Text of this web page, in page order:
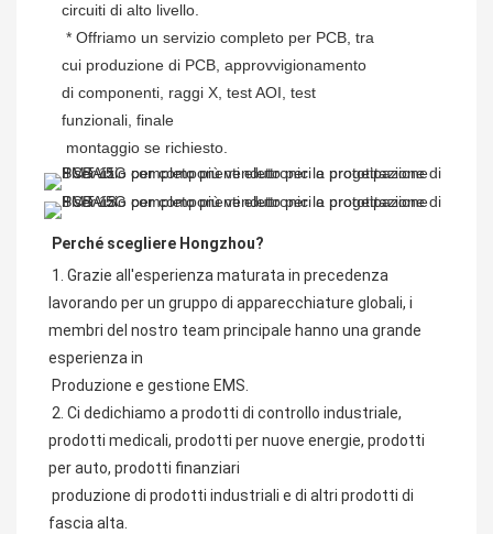
circuiti di alto livello.
cui produzione di PCB, approvvigionamento
di componenti, raggi X, test AOI, test
funzionali, finale
montaggio se richiesto.
Perché scegliere Hongzhou?
1. Grazie all'esperienza maturata in precedenza
lavorando per un gruppo di apparecchiature globali, i
membri del nostro team principale hanno una grande
esperienza in
Produzione e gestione EMS.
2. Ci dedichiamo a prodotti di controllo industriale,
prodotti medicali, prodotti per nuove energie, prodotti
per auto, prodotti finanziari
fascia alta.